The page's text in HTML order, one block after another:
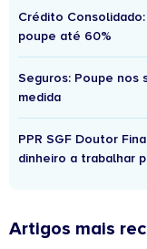
Crédito
poupe até 60%
Seguros: Poupe nos
medida
PPR SGF Doutor
dinheiro a trabalhar
Artigos mais